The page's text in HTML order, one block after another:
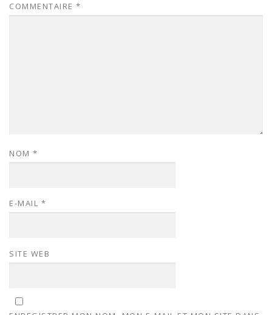
COMMENTAIRE *
NOM *
E-MAIL *
SITE WEB